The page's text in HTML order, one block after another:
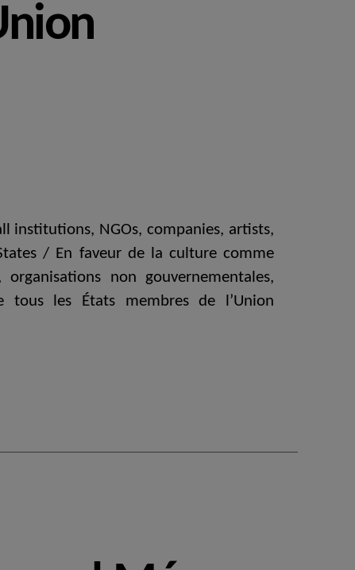
institutions, NGOs, companies, artists,
/ En faveur de la culture comme
non gouvernementales,
tous les États membres de l’Union